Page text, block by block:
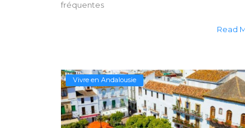
fréquentes
Read
Vivre en Andalousie